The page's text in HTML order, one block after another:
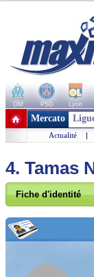
OM PSG Lyon
+ de clubs
Mercato
Actualité |
4. Tamas
Fiche d'identité